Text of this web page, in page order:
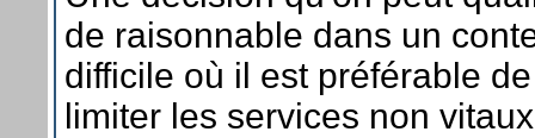
de raisonnable dans un
difficile où il est préférable de
limiter les services non